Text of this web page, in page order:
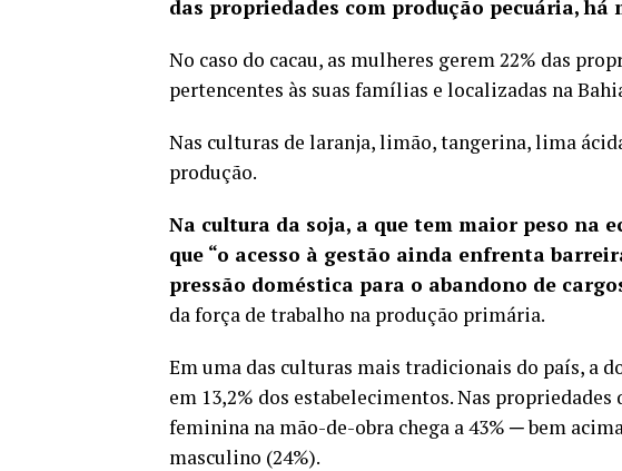
das propriedades com produção pecuária,
No caso do cacau, as mulheres gerem 22% das
pertencentes às suas famílias e localizadas na
Nas culturas de laranja, limão, tangerina, lima
produção.
Na cultura da soja, a que tem maior peso na
que “o acesso à gestão ainda enfrenta
pressão doméstica para o abandono de
da força de trabalho na produção primária.
Em uma das culturas mais tradicionais do país, a
em 13,2% dos estabelecimentos. Nas
feminina na mão-de-obra chega a 43% ─ bem
masculino (24%).